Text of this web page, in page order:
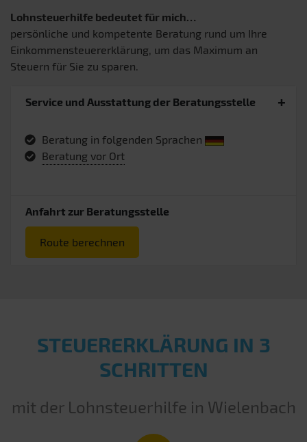
Lohnsteuerhilfe bedeutet für mich…
persönliche und kompetente Beratung rund um Ihre
Einkommensteuererklärung, um das Maximum an
Steuern für Sie zu sparen.
Service und Ausstattung der Beratungsstelle
Beratung in folgenden Sprachen
Beratung vor Ort
Anfahrt zur Beratungsstelle
Route berechnen
STEUERERKLÄRUNG IN 3
SCHRITTEN
mit der Lohnsteuerhilfe in Wielenbach